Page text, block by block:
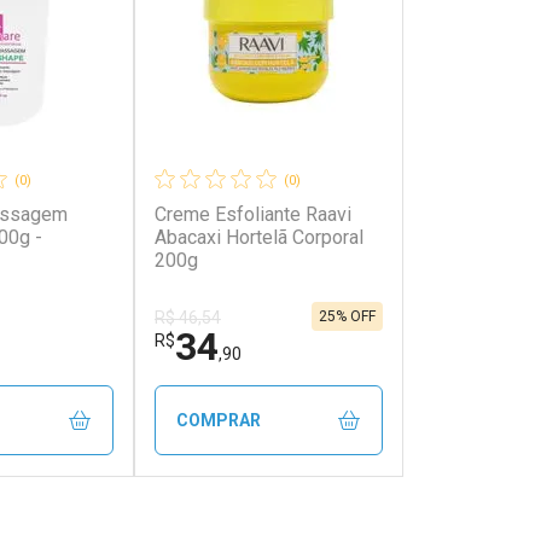
(0)
-
(0)
Creme Esfoliante Raavi
Abacaxi Hortelã Corporal
200g
R$ 46,54
R$34,90
25% OFF
COMPRAR